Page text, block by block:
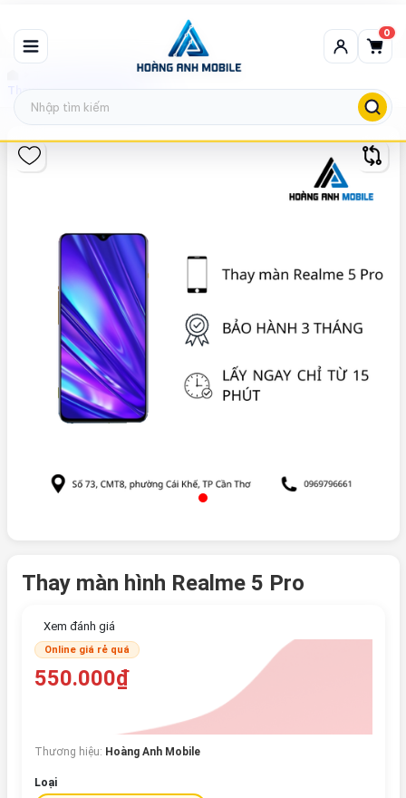
0
Thay màn hình Realme
Thay màn hình Realme 5 Pro
Thay màn hình Realme 5 Pro
Xem đánh giá
Online giá rẻ quá
550.000₫
Thương hiệu: Hoàng Anh Mobile
Loại